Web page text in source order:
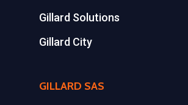
Gillard Solutions
Gillard City
GILLARD SAS